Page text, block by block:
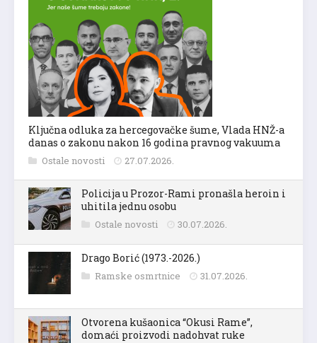
Ključna odluka za hercegovačke šume, Vlada HNŽ-a
danas o zakonu nakon 16 godina pravnog vakuuma
Ostale novosti 27.07.2026.
Policija u Prozor-Rami pronašla heroin i
uhitila jednu osobu
Ostale novosti 30.07.2026.
Drago Borić (1973.-2026.)
Ramske osmrtnice 31.07.2026.
Otvorena kušaonica “Okusi Rame”,
domaći proizvodi nadohvat ruke